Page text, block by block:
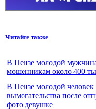
Читайте также
В Пензе молодой
мошенникам около 400
В Пензе молодой человек
вымогательства после
фото девушке